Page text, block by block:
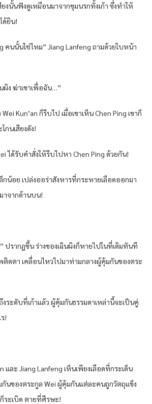
ยงนั้นฟังดูเหมือนมาจากขุมนรกทั้งเก้า ซึ่งทำให้
ด้ยิน!
นนั้นใช่ไหม” Jiang Lanfeng ถามด้วยใบหน้า
ผิง ฆ่าเขาเพื่อฉัน…”
Kun’an ก็รีบไป เมื่อเขาเห็น Chen Ping เขาก็
นเสียงดัง!
ได้รับคำสั่งให้รีบไปหา Chen Ping ด้วยกัน!
กน้อย เปล่งออร่าสังหารที่กระหายเลือดออกมา
าจากด้านบน!
ปรากฏขึ้น ร่างของเฉินผิงก็หายไปในที่เดิมทันที
ติดตา เคลื่อนไหวไปมาท่ามกลางผู้คุ้มกันของตระ
ระดับที่เก้าแล้ว ผู้คุ้มกันธรรมดาเหล่านี้จะเป็นคู่
!
และ Jiang Lanfeng เห็นเพียงเลือดที่กระเด็น
นของตระกูล Wei ผู้คุ้มกันแต่ละคนถูกวัตถุแข็ง
ะเบิด ตายที่ศีรษะ!